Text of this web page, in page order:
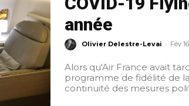
année
Olivier Delestre-Levai - Fév
Alors qu'Air France avait
programme de fidélité de
continuité des mesures